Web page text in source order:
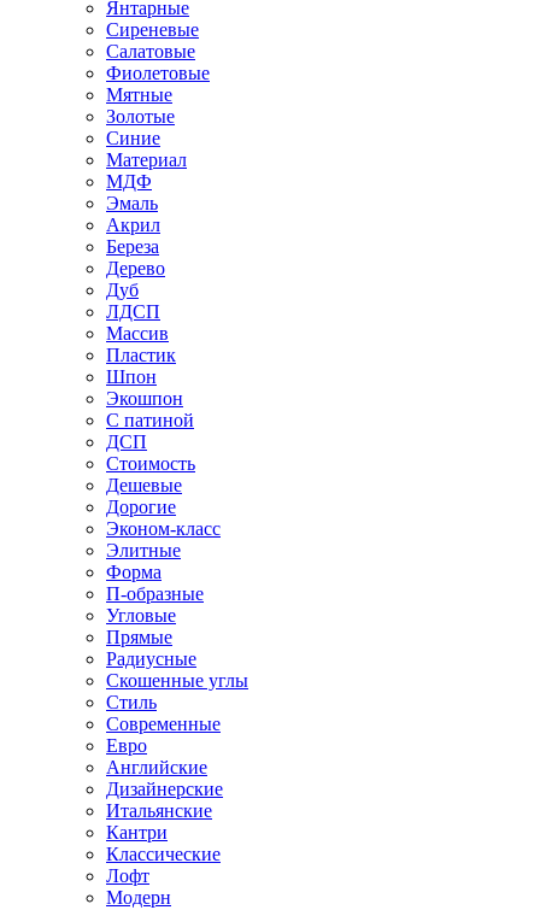
Янтарные
Сиреневые
Салатовые
Фиолетовые
Мятные
Золотые
Синие
Материал
МДФ
Эмаль
Акрил
Береза
Дерево
Дуб
ЛДСП
Массив
Пластик
Шпон
Экошпон
С патиной
ДСП
Стоимость
Дешевые
Дорогие
Эконом-класс
Элитные
Форма
П-образные
Угловые
Прямые
Радиусные
Скошенные углы
Стиль
Современные
Евро
Английские
Дизайнерские
Итальянские
Кантри
Классические
Лофт
Модерн